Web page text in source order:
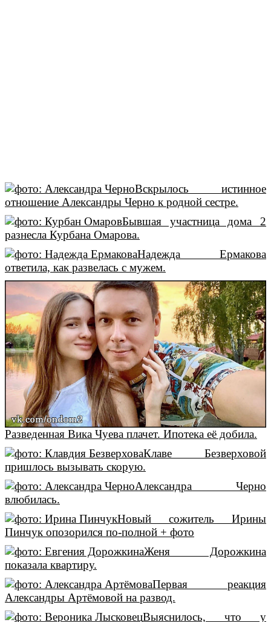
Вскрылось истинное
отношение Александры Черно к родной сестре.
Бывшая участница дома 2
разнесла Курбана Омарова.
Надежда Ермакова
ответила, как развелась с мужем.
Разведенная Вика Чуева плачет. Ипотека её добила.
Клаве Безверховой
пришлось вызывать скорую.
Александра Черно
влюбилась.
Новый сожитель Ирины
Пинчук опозорился по-полной + фото
Женя Дорожкина
показала квартиру.
Первая реакция
Александры Артёмовой на развод.
Выяснилось, что у